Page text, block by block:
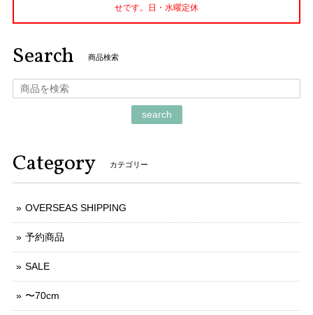
せです。日・水曜定休
Search 商品検索
search
Category カテゴリー
OVERSEAS SHIPPING
予約商品
SALE
〜70cm